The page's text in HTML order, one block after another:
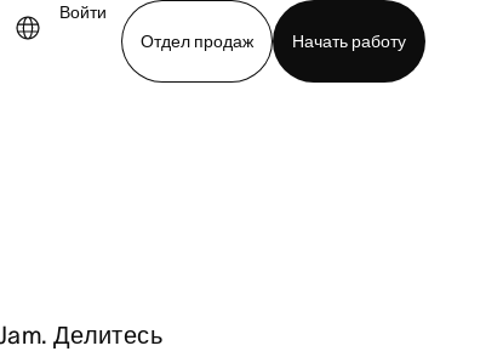
Войти
Отдел продаж
Начать работу
Делитесь